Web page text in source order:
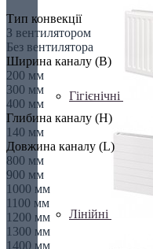
Гігієнічні
Лінійні
Тип конвекції
З вентилятором
Без вентилятора
Ширина каналу (B)
200 мм
300 мм
400 мм
Глибина каналу (Н)
140 мм
Довжина каналу (L)
800 мм
900 мм
1000 мм
1100 мм
1200 мм
1300 мм
1400 мм